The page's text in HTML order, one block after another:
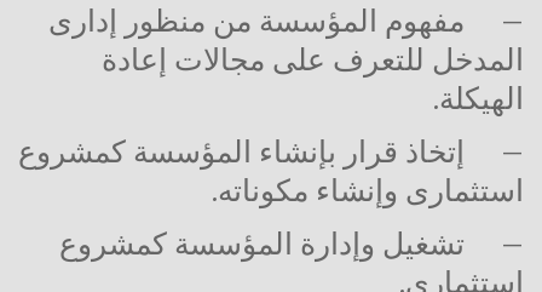
–
مفهوم المؤسسة من منظور إدارى
المدخل للتعرف على مجالات إعادة
الهيكلة.
–
إتخاذ قرار بإنشاء المؤسسة كمشروع
استثمارى وإنشاء مكوناته.
–
تشغيل وإدارة المؤسسة كمشروع
استثمارى.